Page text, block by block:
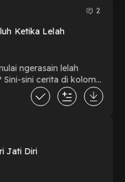
2
Ketika Lelah
ngerasain lelah
sini cerita di kolom
Jati Diri